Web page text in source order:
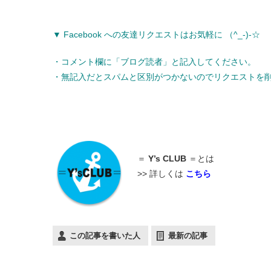
▼ Facebook への友達リクエストはお気軽に （^_-)-☆
・コメント欄に「ブログ読者」と記入してください。
・無記入だとスパムと区別がつかないのでリクエストを
＝ Y’s CLUB ＝とは
>> 詳しくは こちら
この記事を書いた人 最新の記事